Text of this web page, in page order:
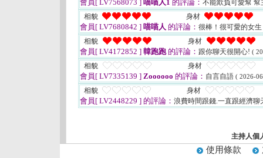
會員[ LV7568073 ] 喵喵人1 的評論： 不能欺負可愛幫
相貌
身材
會員[ LV7680842 ] 喵喵人 的評論： 很棒！很可愛的女
相貌
身材
會員[ LV4172852 ] 韓跑跑的評論： 跟你聊天很開心! (
相貌 身材
會員[ LV7335139 ] Zoooooo 的評論： 自言自語 ( 2026-
相貌 身材
會員[ LV2448229 ] 的評論： 浪費時間跟錢.一直跟經濟
主持人個
使用條款